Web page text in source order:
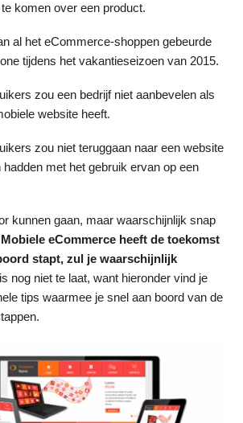
komen over een product.
al het eCommerce-shoppen gebeurde
tijdens het vakantieseizoen van 2015.
zou een bedrijf niet aanbevelen als
website heeft.
zou niet teruggaan naar een website
met het gebruik ervan op een
kunnen gaan, maar waarschijnlijk snap
Mobiele eCommerce heeft de toekomst
stapt, zul je waarschijnlijk
nog niet te laat, want hieronder vind je
tips waarmee je snel aan boord van de